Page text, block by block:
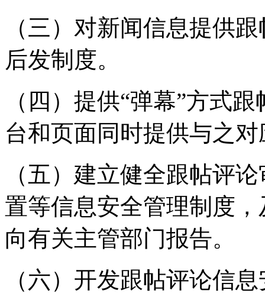
（三）对新闻信息提供
后发制度。
（四）提供“弹幕”方式
台和页面同时提供与之
（五）建立健全跟帖评
置等信息安全管理制度
向有关主管部门报告。
（六）开发跟帖评论信